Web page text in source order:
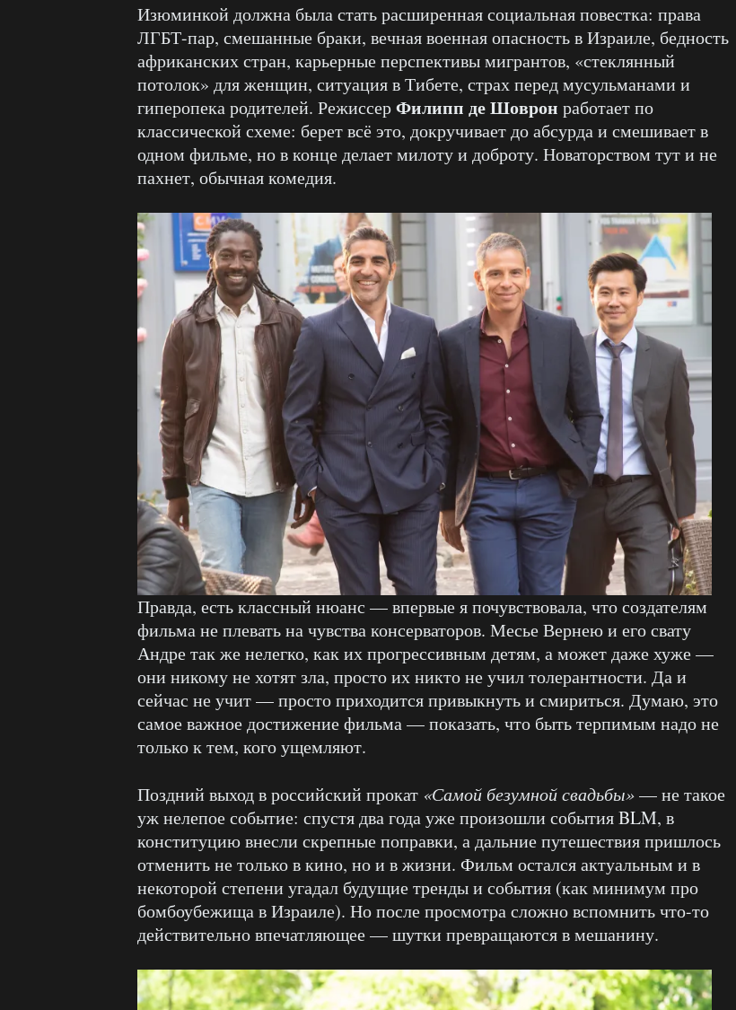
Изюминкой должна была стать расширенная социальная повестка: права
ЛГБТ-пар, смешанные браки, вечная военная опасность в Израиле, бедность
африканских стран, карьерные перспективы мигрантов, «стеклянный
потолок» для женщин, ситуация в Тибете, страх перед мусульманами и
гиперопека родителей. РежиссерФилипп де Шоврон работает по
классической схеме: берет всё это, докручивает до абсурда и смешивает в
одном фильме, но в конце делает милоту и доброту. Новаторством тут и не
пахнет, обычная комедия.
Правда, есть классный нюанс — впервые я почувствовала, что создателям
фильма не плевать на чувства консерваторов. Месье Вернею и его свату
Андре так же нелегко, как их прогрессивным детям, а может даже хуже —
они никому не хотят зла, просто их никто не учил толерантности. Да и
сейчас не учит — просто приходится привыкнуть и смириться. Думаю, это
самое важное достижение фильма — показать, что быть терпимым надо не
только к тем, кого ущемляют.
Поздний выход в российский прокат «Самой безумной свадьбы»— не такое
уж нелепое событие: спустя два года уже произошли события BLM, в
конституцию внесли скрепные поправки, а дальние путешествия пришлось
отменить не только в кино, но и в жизни. Фильм остался актуальным и в
некоторой степени угадал будущие тренды и события (как минимум про
бомбоубежища в Израиле). Но после просмотра сложно вспомнить что-то
действительно впечатляющее — шутки превращаются в мешанину.